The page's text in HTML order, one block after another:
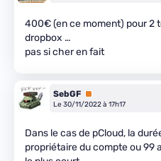
400€ (en ce moment) pour 2
dropbox …
pas si cher en fait
SebGF Premium
Le 30/11/2022 à 17h17
Dans le cas de pCloud, la
propriétaire du compte ou 99